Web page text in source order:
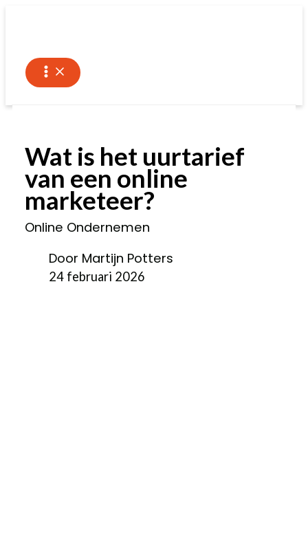
inhoud
Wat is het uurtarief
van een online
marketeer?
Online Ondernemen
Door Martijn Potters
24 februari 2026